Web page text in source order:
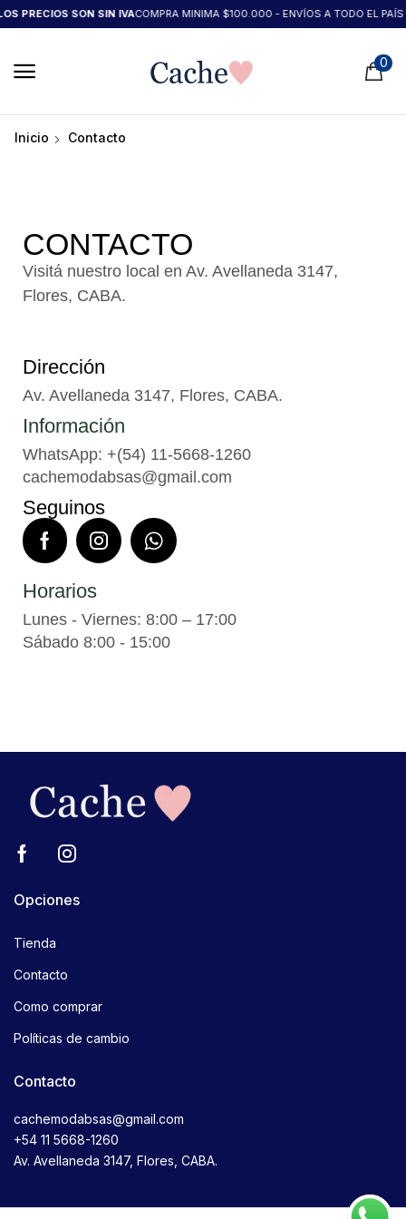
PRECIOS SON SIN IVACOMPRA MINIMA $100.000 - ENVÍOS A TODO EL PAÍS
0
Inicio Contacto
CONTACTO
Visitá nuestro local en Av. Avellaneda 3147,
Flores, CABA.
Dirección
Av. Avellaneda 3147, Flores, CABA.
Información
WhatsApp: +(54) 11-5668-1260
cachemodabsas@gmail.com
Seguinos
Horarios
Lunes - Viernes: 8:00 – 17:00
Sábado 8:00 - 15:00
Opciones
Tienda
Contacto
Como comprar
Políticas de cambio
Contacto
cachemodabsas@gmail.com
+54 11 5668-1260
Av. Avellaneda 3147, Flores, CABA.